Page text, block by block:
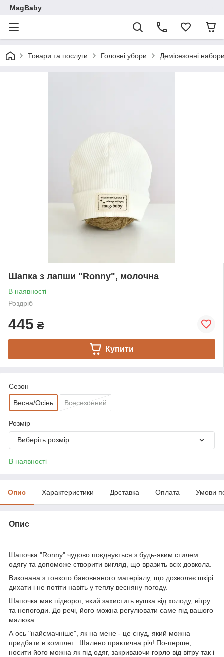
MagBaby
Товари та послуги Головні убори Демісезонні
Шапка з лапши "Ronny", молочна
В наявності
Роздріб
445 ₴
Купити
Сезон
Весна/Осінь Всесезонний
Розмір
Виберіть розмір
В наявності
Опис Характеристики Доставка Оплата Умови
Опис
Шапочка "Ronny" чудово поєднується з будь-яким стилем
одягу та допоможе створити вигляд, що вразить всіх довкола.
Виконана з тонкого бавовняного матеріалу, що дозволяє шкірі
дихати і не потіти навіть у теплу весняну погоду.
Шапочка має підворот, який захистить вушка від холоду, вітру
та непогоди. До речі, його можна регулювати саме під вашого
малюка.
А ось "найсмачніше", як на мене - це снуд, який можна
придбати в комплет. Шалено практична річ! По-перше,
носити його можна як під одяг, закриваючи горло від вітру так і